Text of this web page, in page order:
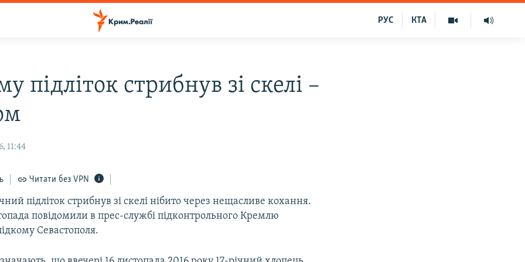
КТА
РУС
підліток стрибнув зі скелі –
11:44
Читати без VPN
підліток стрибнув зі скелі нібито через нещасливе кохання.
повідомили в прес-службі підконтрольного Кремлю
Севастополя.